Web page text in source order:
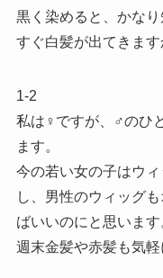
黒く染めると、かなり
すぐ白髪が出てきます
1-2
私は♀ですが、♂のひ
ます。
今の若い女の子はウ
し、男性のウィッグ
ばいいのにと思います
週末金髪や赤髪も気軽